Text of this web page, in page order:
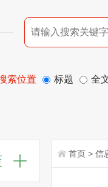
索位置 标题 全
首页 > 信